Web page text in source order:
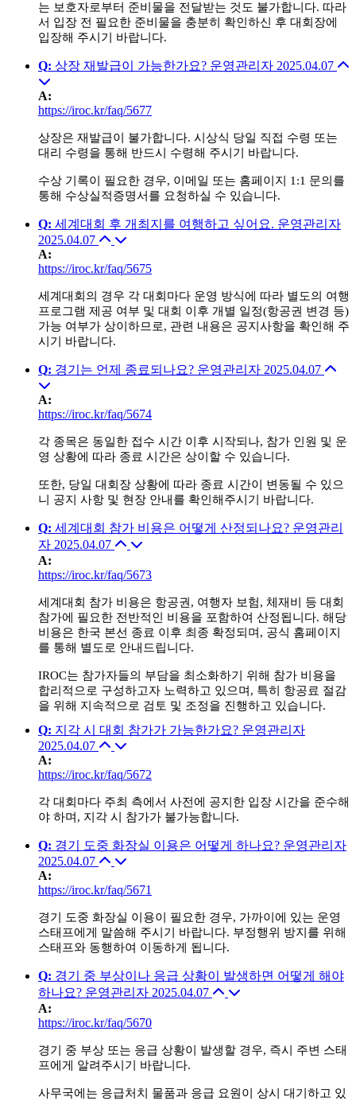
는 보호자로부터 준비물을 전달받는 것도 불가합니다. 따라
서 입장 전 필요한 준비물을 충분히 확인하신 후 대회장에
입장해 주시기 바랍니다.
Q: 상장 재발급이 가능한가요? 운영관리자 2025.04.07
A:
https://iroc.kr/faq/5677
상장은 재발급이 불가합니다. 시상식 당일 직접 수령 또는
대리 수령을 통해 반드시 수령해 주시기 바랍니다.
수상 기록이 필요한 경우, 이메일 또는 홈페이지 1:1 문의를
통해 수상실적증명서를 요청하실 수 있습니다.
Q: 세계대회 후 개최지를 여행하고 싶어요. 운영관리자
2025.04.07
A:
https://iroc.kr/faq/5675
세계대회의 경우 각 대회마다 운영 방식에 따라 별도의 여행
프로그램 제공 여부 및 대회 이후 개별 일정(항공권 변경 등)
가능 여부가 상이하므로, 관련 내용은 공지사항을 확인해 주
시기 바랍니다.
Q: 경기는 언제 종료되나요? 운영관리자 2025.04.07
A:
https://iroc.kr/faq/5674
각 종목은 동일한 접수 시간 이후 시작되나, 참가 인원 및 운
영 상황에 따라 종료 시간은 상이할 수 있습니다.
또한, 당일 대회장 상황에 따라 종료 시간이 변동될 수 있으
니 공지 사항 및 현장 안내를 확인해주시기 바랍니다.
Q: 세계대회 참가 비용은 어떻게 산정되나요? 운영관리
자 2025.04.07
A:
https://iroc.kr/faq/5673
세계대회 참가 비용은 항공권, 여행자 보험, 체재비 등 대회
참가에 필요한 전반적인 비용을 포함하여 산정됩니다. 해당
비용은 한국 본선 종료 이후 최종 확정되며, 공식 홈페이지
를 통해 별도로 안내드립니다.
IROC는 참가자들의 부담을 최소화하기 위해 참가 비용을
합리적으로 구성하고자 노력하고 있으며, 특히 항공료 절감
을 위해 지속적으로 검토 및 조정을 진행하고 있습니다.
Q: 지각 시 대회 참가가 가능한가요? 운영관리자
2025.04.07
A:
https://iroc.kr/faq/5672
각 대회마다 주최 측에서 사전에 공지한 입장 시간을 준수해
야 하며, 지각 시 참가가 불가능합니다.
Q: 경기 도중 화장실 이용은 어떻게 하나요? 운영관리자
2025.04.07
A:
https://iroc.kr/faq/5671
경기 도중 화장실 이용이 필요한 경우, 가까이에 있는 운영
스태프에게 말씀해 주시기 바랍니다. 부정행위 방지를 위해
스태프와 동행하여 이동하게 됩니다.
Q: 경기 중 부상이나 응급 상황이 발생하면 어떻게 해야
하나요? 운영관리자 2025.04.07
A:
https://iroc.kr/faq/5670
경기 중 부상 또는 응급 상황이 발생할 경우, 즉시 주변 스태
프에게 알려주시기 바랍니다.
사무국에는 응급처치 물품과 응급 요원이 상시 대기하고 있